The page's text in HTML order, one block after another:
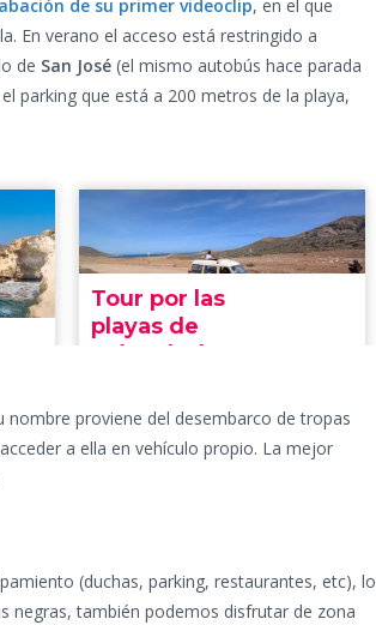
de su primer videoclip, en el que
En verano el acceso está restringido a
de San José (el mismo autobús hace parada
parking que está a 200 metros de la playa,
nombre proviene del desembarco de tropas
a ella en vehículo propio. La mejor
(duchas, parking, restaurantes, etc), lo
negras, también podemos disfrutar de zona